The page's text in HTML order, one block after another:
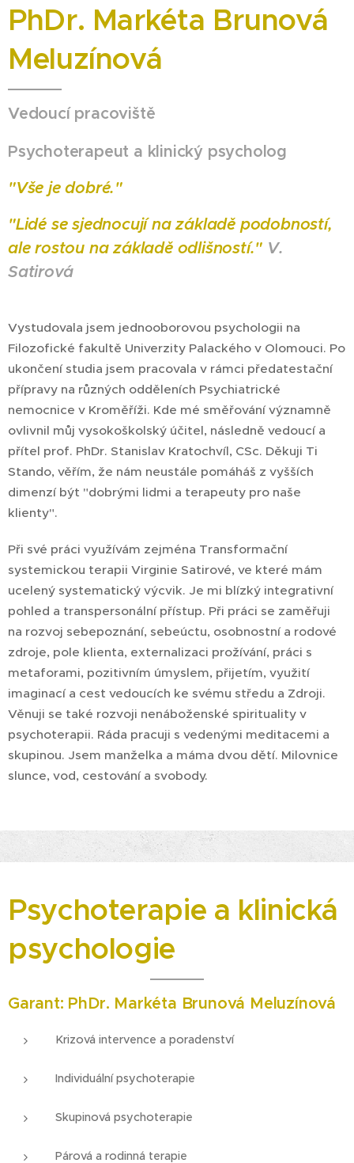
PhDr. Markéta Brunová
Meluzínová
Vedoucí pracoviště
Psychoterapeut a klinický psycholog
"Vše je dobré."
"Lidé se sjednocují na základě podobností,
ale rostou na základě odlišností." V.
Satirová
Vystudovala jsem jednooborovou psychologii na
Filozofické fakultě Univerzity Palackého v Olomouci. Po
ukončení studia jsem pracovala v rámci předatestační
přípravy na různých odděleních Psychiatrické
nemocnice v Kroměříži. Kde mé směřování významně
ovlivnil můj vysokoškolský účitel, následně vedoucí a
přítel prof. PhDr. Stanislav Kratochvíl, CSc. Děkuji Ti
Stando, věřím, že nám neustále pomáháš z vyšších
dimenzí být "dobrými lidmi a terapeuty pro naše
klienty".
Při své práci využívám zejména Transformační
systemickou terapii Virginie Satirové, ve které mám
ucelený systematický výcvik. Je mi blízký integrativní
pohled a transpersonální přístup. Při práci se zaměřuji
na rozvoj sebepoznání, sebeúctu, osobnostní a rodové
zdroje, pole klienta, externalizaci prožívání, práci s
metaforami, pozitivním úmyslem, přijetím, využití
imaginací a cest vedoucích ke svému středu a Zdroji.
Věnuji se také rozvoji nenáboženské spirituality v
psychoterapii. Ráda pracuji s vedenými meditacemi a
skupinou. Jsem manželka a máma dvou dětí. Milovnice
slunce, vod, cestování a svobody.
Psychoterapie a klinická
psychologie
Garant: PhDr. Markéta Brunová Meluzínová
Krizová intervence a poradenství
Individuální psychoterapie
Skupinová psychoterapie
Párová a rodinná terapie